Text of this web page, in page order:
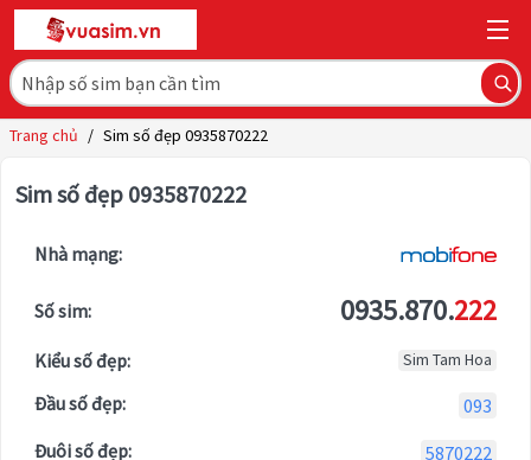
Trang chủ / Sim số đẹp 0935870222
Sim số đẹp 0935870222
Nhà mạng:
Số sim: 0935.870.222
Kiểu số đẹp: Sim Tam Hoa
Đầu số đẹp:
093
Đuôi số đẹp:
5870222